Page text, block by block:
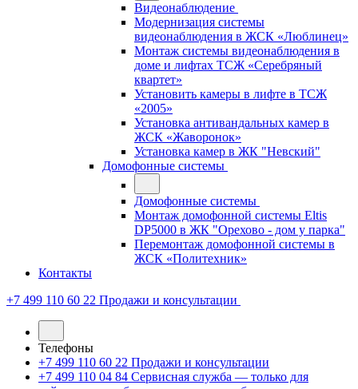
Видеонаблюдение
Модернизация системы
видеонаблюдения в ЖСК «Люблинец»
Монтаж системы видеонаблюдения в
доме и лифтах ТСЖ «Серебряный
квартет»
Установить камеры в лифте в ТСЖ
«2005»
Установка антивандальных камер в
ЖСК «Жаворонок»
Установка камер в ЖК "Невский"
Домофонные системы
Домофонные системы
Монтаж домофонной системы Eltis
DP5000 в ЖК "Орехово - дом у парка"
Перемонтаж домофонной системы в
ЖСК «Политехник»
Контакты
+7 499 110 60 22 Продажи и консультации
Телефоны
+7 499 110 60 22 Продажи и консультации
+7 499 110 04 84 Сервисная служба — только для